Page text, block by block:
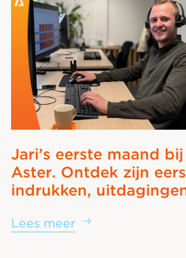
Jari’s eerste maand bij
Aster. Ontdek zijn
indrukken,
Lees meer